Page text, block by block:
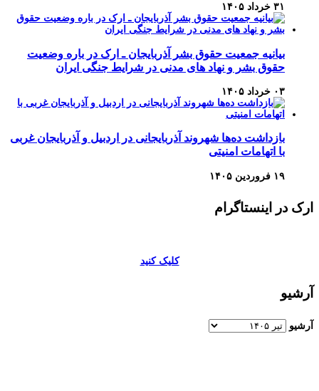
۳۱ خرداد ۱۴۰۵
بیانیه جمعیت حقوق بشر آذربایجان ـ ارک در باره وضعیت
حقوق بشر و نهاد های مدنی در شرایط جنگی ایران
۰۳ خرداد ۱۴۰۵
بازداشت ده‌ها شهروند آذربایجانی در اردبیل و آذربایجان غربی
با اتهامات امنیتی
۱۹ فروردین ۱۴۰۵
ارک در اینستاگرام
کلیک کنید
آرشیو
آرشیو